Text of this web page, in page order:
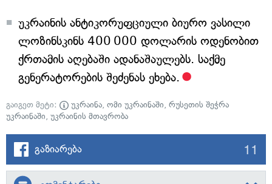
უკრაინის ანტიკორუფციული ბიურო ვასილი
ლოზინსკინს 400 000 დოლარის ოდენობით
ქრთამის აღებაში ადანაშაულებს. საქმე
გენერატორების შეძენას ეხება.
გაიგეთ მეტი: უკრაინა, ომი უკრაინაში, რუსეთის შეჭრა
უკრაინაში, უკრაინის მთავრობა
გაზიარება 11